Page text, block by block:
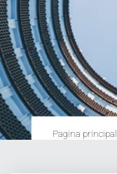
Pagina principal